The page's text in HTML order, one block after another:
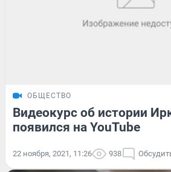
ОБЩЕСТВО
Видеокурс об истории
появился на YouTube
22 ноября, 2021, 11:26 938